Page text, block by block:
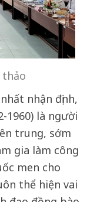
nhận định,
1960) là người
trung, sớm
gia làm công
men cho
thể hiện vai